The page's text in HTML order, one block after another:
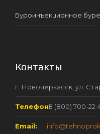
Буроинъекционное
Контакты
г. Новочеркасск, ул.
Телефон:8 (800) 700-22-
Email: